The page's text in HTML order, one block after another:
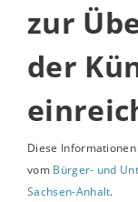
zur
der
Diese
vom Bürger- und
Sachsen-Anhalt.